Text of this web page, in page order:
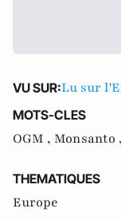
VU SUR:Lu sur
MOTS-CLES
OGM , Monsanto ,
THEMATIQUES
Europe